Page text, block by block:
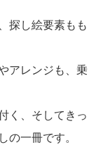
探し絵要素もも
アレンジも、乗
く、そしてきっ
の一冊です。